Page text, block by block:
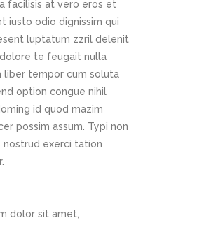
facilisis at vero eros et
iusto odio dignissim qui
luptatum zzril delenit
te feugait nulla
liber tempor cum soluta
option congue nihil
id quod mazim
possim assum. Typi non
nostrud exerci tation
dolor sit amet,